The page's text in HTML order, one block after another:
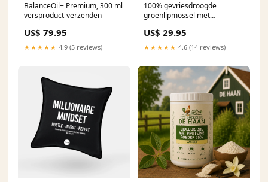
BalanceOil+ Premium, 300 ml
versproduct-verzenden
US$ 79.95
★★★★★ 4.9 (5 reviews)
100% gevriesdroogde
groenlipmossel met
versproduct-verzenden
US$ 29.95
★★★★★ 4.6 (14 reviews)